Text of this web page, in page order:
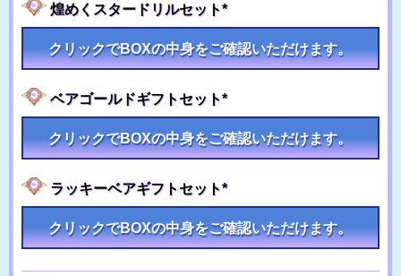
煌めくスタードリルセット*
クリックでBOXの中身をご確認いただけます。
ベアゴールドギフトセット*
クリックでBOXの中身をご確認いただけます。
ラッキーベアギフトセット*
クリックでBOXの中身をご確認いただけます。